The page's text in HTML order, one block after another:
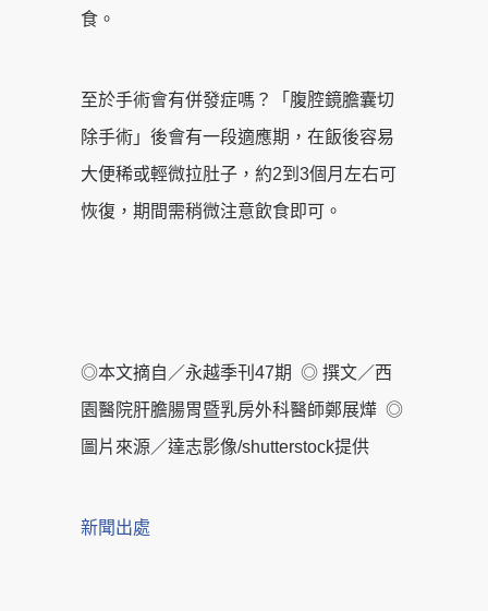
食。
至於手術會有併發症嗎？「腹腔鏡膽囊切
除手術」後會有一段適應期，在飯後容易
大便稀或輕微拉肚子，約2到3個月左右可
恢復，期間需稍微注意飲食即可。
◎本文摘自／永越季刊47期 ◎ 撰文／西
園醫院肝膽腸胃暨乳房外科醫師鄭展燁 ◎
圖片來源／達志影像/shutterstock提供
新聞出處